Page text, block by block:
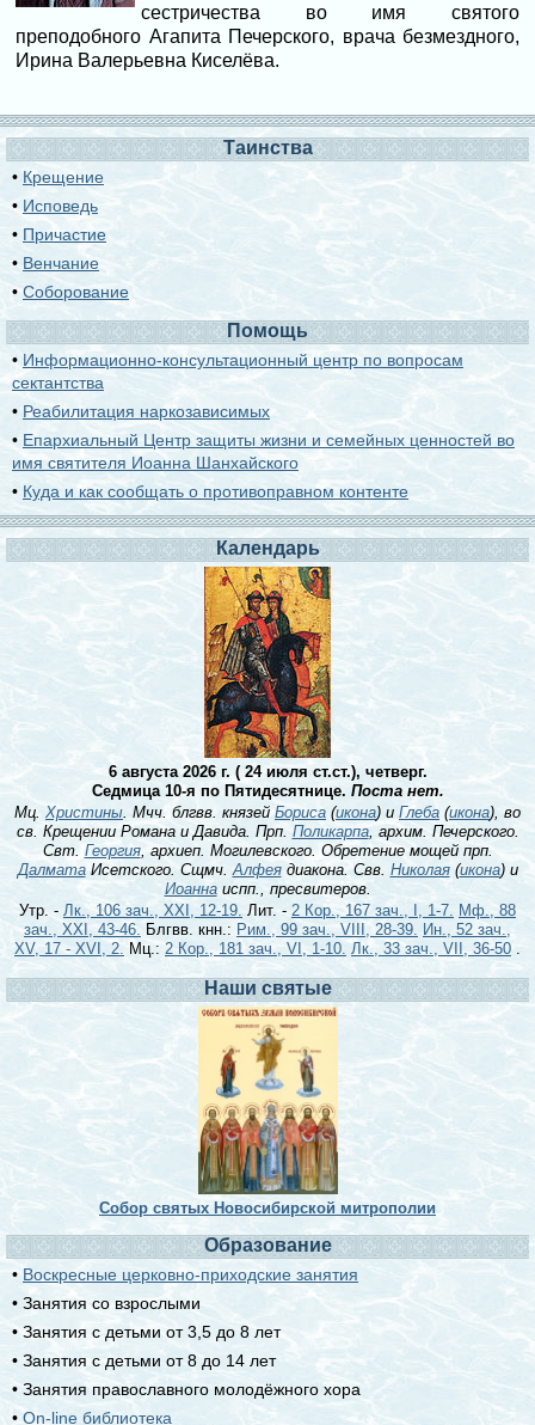
сестричества во имя святого
преподобного Агапита Печерского, врача безмездного,
Ирина Валерьевна Киселёва.
Таинства
• Крещение
• Исповедь
• Причастие
• Венчание
•Соборование
Помощь
• Информационно-консультационный центр по вопросам
сектантства
• Реабилитация наркозависимых
• Епархиальный Центр защиты жизни и семейных ценностей во
имя святителя Иоанна Шанхайского
• Куда и как сообщать о противоправном контенте
Календарь
6 августа 2026 г. ( 24 июля ст.ст.), четверг.
Седмица 10-я по Пятидесятнице. Поста нет.
Мц. Христины. Мчч. блгвв. князейБориса (икона) и Глеба (икона), во
св. Крещении Романа и Давида. Прп. Поликарпа, архим. Печерского.
Свт. Георгия, архиеп. Могилевского. Обретение мощей прп.
ДалматаИсетского. Сщмч.Алфеядиакона. Свв. Николая(икона) и
Иоаннаиспп., пресвитеров.
Утр. - Лк., 106 зач., XXI, 12-19. Лит. - 2 Кор., 167 зач., I, 1-7. Мф., 88
зач., XXI, 43-46. Блгвв. кнн.: Рим., 99 зач., VIII, 28-39. Ин., 52 зач.,
XV, 17 - XVI, 2. Мц.: 2 Кор., 181 зач., VI, 1-10. Лк., 33 зач., VII, 36-50 .
Наши святые
Собор святых Новосибирской митрополии
Образование
• Воскресные церковно-приходские занятия
• Занятия со взрослыми
• Занятия с детьми от 3,5 до 8 лет
• Занятия с детьми от 8 до 14 лет
• Занятия православного молодёжного хора
• On-line библиотека